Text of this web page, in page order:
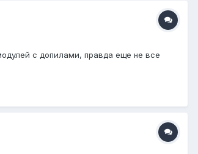
с допилами, правда еще не все